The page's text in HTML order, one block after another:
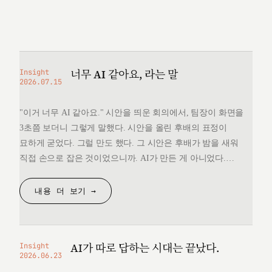
Insight
2026.07.15
너무 AI 같아요, 라는 말
"이거 너무 AI 같아요." 시안을 띄운 회의에서, 팀장이 화면을
3초쯤 보더니 그렇게 말했다. 시안을 올린 후배의 표정이
묘하게 굳었다. 그럴 만도 했다. 그 시안은 후배가 밤을 새워
직접 손으로 잡은 것이었으니까. AI가 만든 게 아니었다.
것을 변호할 언어를 끝내 찾지 못했다. 돌아오는 길에
생각했다. 대체 "AI 같다"는…
내용 더 보기 →
Insight
2026.06.23
AI가 따로 답하는 시대는 끝났다.